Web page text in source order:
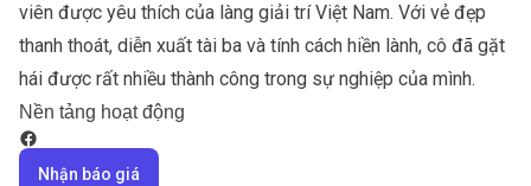
viên được yêu thích của làng giải trí Việt Nam. Với vẻ đẹp
thanh thoát, diễn xuất tài ba và tính cách hiền lành, cô đã gặt
hái được rất nhiều thành công trong sự nghiệp của mình.
Nền tảng hoạt động
Nhận báo giá